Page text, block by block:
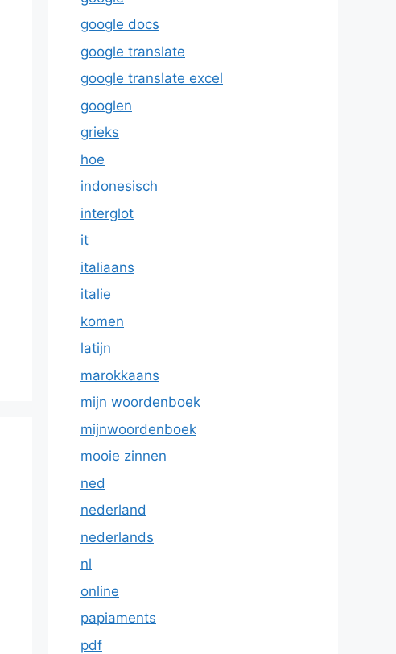
google docs
google translate
google translate excel
googlen
grieks
hoe
indonesisch
interglot
it
italiaans
italie
komen
latijn
marokkaans
mijn woordenboek
mijnwoordenboek
mooie zinnen
ned
nederland
nederlands
nl
online
papiaments
pdf